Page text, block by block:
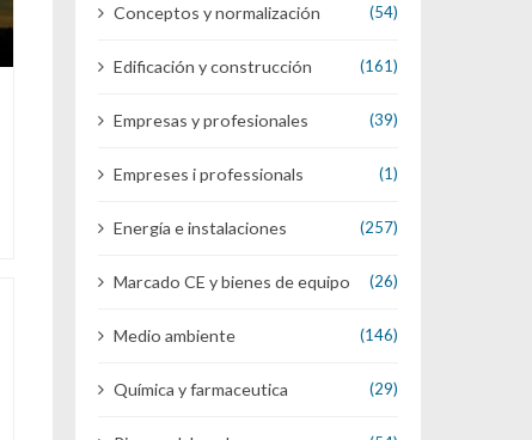
Conceptos y normalización (54)
Edificación y construcción (161)
Empresas y profesionales (39)
Empreses i professionals (1)
Energía e instalaciones (257)
Marcado CE y bienes de equipo (26)
Medio ambiente (146)
Química y farmaceutica (29)